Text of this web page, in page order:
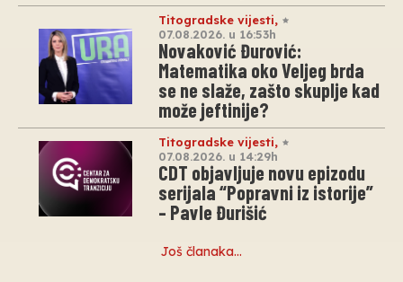
Titogradske vijesti,
07.08.2026. u 16:53h
Novaković Đurović:
Matematika oko Veljeg brda
se ne slaže, zašto skuplje kad
može jeftinije?
Titogradske vijesti,
07.08.2026. u 14:29h
CDT objavljuje novu epizodu
serijala “Popravni iz istorije”
– Pavle Đurišić
Još članaka…